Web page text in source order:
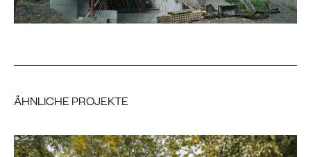
ÄHNLICHE PROJEKTE